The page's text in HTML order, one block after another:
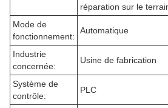
réparation sur le
Mode de
fonctionnement:
Automatique
Industrie
concernée:
Usine de fabrication
Système de
contrôle:
PLC